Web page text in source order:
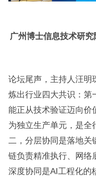
广州博士信息技术研
论坛尾声，主持人汪明
炼出行业四大共识：第
能正从技术验证迈向价
为独立生产单元，是全
二，分层协同是落地关
链负责精准执行、网络
深度协同是AI工程化的